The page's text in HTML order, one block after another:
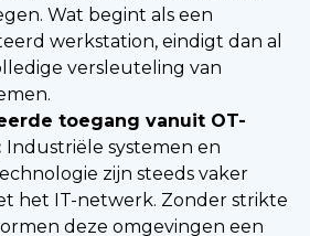
Wat begint als een
werkstation, eindigt dan al
versleuteling van
toegang vanuit OT-
Industriële systemen en
zijn steeds vaker
het IT-netwerk. Zonder strikte
deze omgevingen een